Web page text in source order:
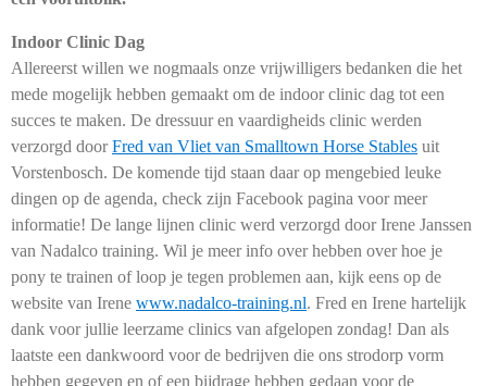
Indoor Clinic Dag
Allereerst willen we nogmaals onze vrijwilligers bedanken die het
mede mogelijk hebben gemaakt om de indoor clinic dag tot een
succes te maken. De dressuur en vaardigheids clinic werden
verzorgd doorFred van Vliet van Smalltown Horse Stables uit
Vorstenbosch. De komende tijd staan daar op mengebied leuke
dingen op de agenda, check zijn Facebook pagina voor meer
informatie! De lange lijnen clinic werd verzorgd door Irene Janssen
van Nadalco training. Wil je meer info over hebben over hoe je
pony te trainen of loop je tegen problemen aan, kijk eens op de
website van Irene www.nadalco-training.nl. Fred en Irene hartelijk
dank voor jullie leerzame clinics van afgelopen zondag! Dan als
laatste een dankwoord voor de bedrijven die ons strodorp vorm
hebben gegeven en of een bijdrage hebben gedaan voor de